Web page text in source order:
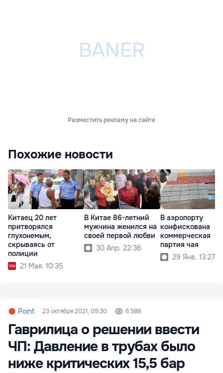
Разместить рекламу на сайте
Похожие новости
Китаец 20 лет
притворялся
глухонемым,
скрываясь от
полиции
21 Мая. 10:35
В Китае 86-летний
мужчина женился на
своей первой любви
30 Апр. 22:36
В аэропорту
конфискована
коммерческая
партия чая
29 Янв. 13:27
Point 23 октября 2021, 09:30 6 588
Гаврилица о решении ввести
ЧП: Давление в трубах было
ниже критических 15,5 бар